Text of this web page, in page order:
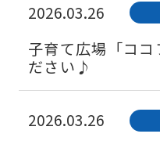
2026.03.26
子育て広場「コ
ださい♪
2026.03.26